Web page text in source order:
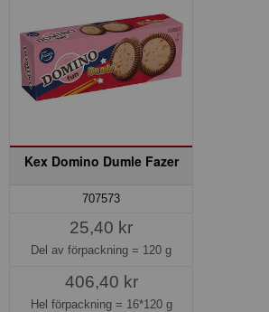
Kex Domino Dumle Fazer
707573
25,40 kr
Del av förpackning = 120 g
406,40 kr
Hel förpackning = 16*120 g